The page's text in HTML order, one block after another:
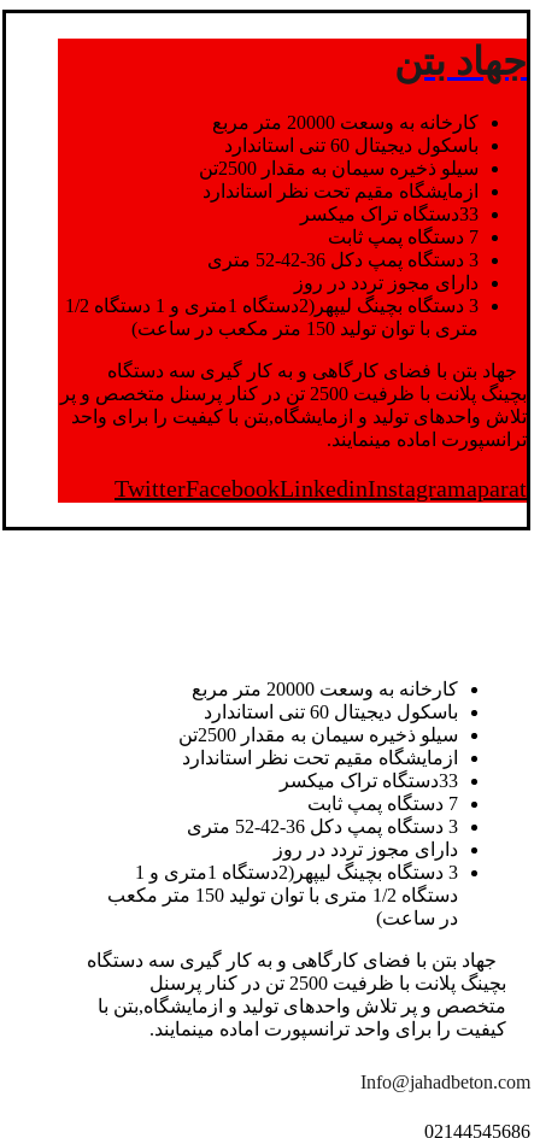
جهاد بتن
کارخانه به وسعت 20000 متر مربع
باسکول دیجیتال 60 تنی استاندارد
سیلو ذخیره سیمان به مقدار 2500تن
ازمایشگاه مقیم تحت نظر استاندارد
33دستگاه تراک میکسر
7 دستگاه پمپ ثابت
3 دستگاه پمپ دکل 36-42-52 متری
دارای مجوز تردد در روز
3 دستگاه بچینگ لیپهر(2دستگاه 1متری و 1 دستگاه 1/2
متری با توان تولید 150 متر مکعب در ساعت)
جهاد بتن با فضای کارگاهی و به کار گیری سه دستگاه
بچینگ پلانت با ظرفیت 2500 تن در کنار پرسنل متخصص و پر
تلاش واحدهای تولید و ازمایشگاه,بتن با کیفیت را برای واحد
ترانسپورت اماده مینمایند.
TwitterFacebookLinkedinInstagramaparat
کارخانه به وسعت 20000 متر مربع
باسکول دیجیتال 60 تنی استاندارد
سیلو ذخیره سیمان به مقدار 2500تن
ازمایشگاه مقیم تحت نظر استاندارد
33دستگاه تراک میکسر
7 دستگاه پمپ ثابت
3 دستگاه پمپ دکل 36-42-52 متری
دارای مجوز تردد در روز
3 دستگاه بچینگ لیپهر(2دستگاه 1متری و 1
دستگاه 1/2 متری با توان تولید 150 متر مکعب
در ساعت)
جهاد بتن با فضای کارگاهی و به کار گیری سه دستگاه
بچینگ پلانت با ظرفیت 2500 تن در کنار پرسنل
متخصص و پر تلاش واحدهای تولید و ازمایشگاه,بتن با
کیفیت را برای واحد ترانسپورت اماده مینمایند.
Info@jahadbeton.com
02144545686